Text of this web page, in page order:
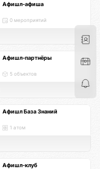
Афишл-афиша
0 мероприятий
Афишл-партнёры
5 объектов
Афишл База Знаний
1 атом
Афишл-клуб